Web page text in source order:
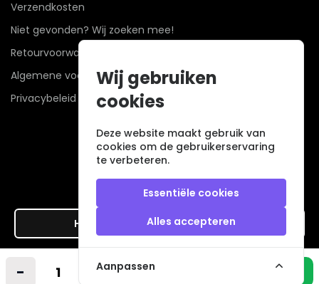
- + In winkelmandje
Verzendkosten
Niet gevonden? Wij zoeken mee!
Retourvoorwaarden
Algemene voorwaarden
Privacybeleid
Hier de overeenkomst ontbinden
Wij gebruiken
cookies
Deze website maakt gebruik van
cookies om de gebruikerservaring
te verbeteren.
Essentiële cookies
Alles accepteren
Aanpassen